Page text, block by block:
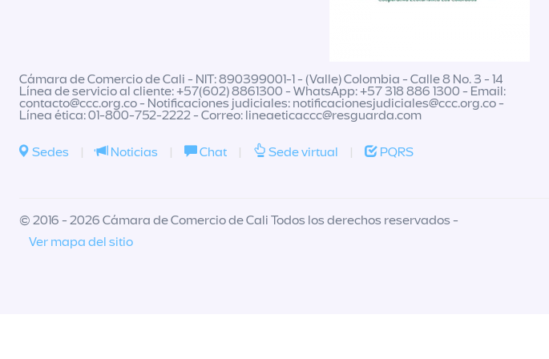
Cámara de Comercio de Cali - NIT: 890399001-1 - (Valle) Colombia - Calle 8 No. 3 - 14
Línea de servicio al cliente: +57(602) 8861300 - WhatsApp: +57 318 886 1300 - Email:
contacto@ccc.org.co- Notificaciones judiciales: notificacionesjudiciales@ccc.org.co-
Línea ética: 01-800-752-2222 - Correo: lineaeticaccc@resguarda.com
Sedes | Noticias | Chat | Sede virtual | PQRS
© 2016 - 2026 Cámara de Comercio de Cali Todos los derechos reservados -
Ver mapa del sitio